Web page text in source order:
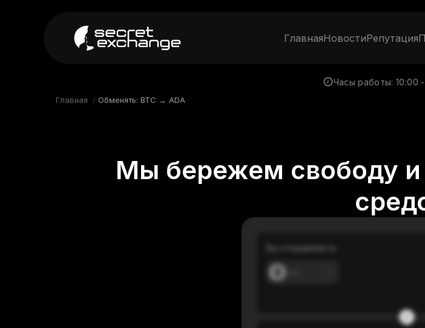
ГлавнаяНовостиРепутация
Часы работы: 10:00
Главная / Обменять: BTC → ADA
Мы бережем свободу и
Вы отправляете